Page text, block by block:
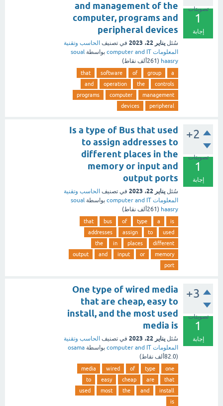
تصويتات
1
إجابة
and management of the
computer, programs and
peripheral devices
سُئل يناير 22، 2023 في تصنيف الحاسب وتقنية
المعلومات computer and IT
بواسطة soual
haasry
( 261ألف نقاط)
a
group
of
software
that
controls
the
operation
and
management
computer
programs
peripheral
devices
+2
تصويتات
1
إجابة
Is a type of Bus that used
to assign addresses to
different places in the
memory or input and
output ports
سُئل يناير 22، 2023 في تصنيف الحاسب وتقنية
المعلومات computer and IT
بواسطة soual
haasry
( 261ألف نقاط)
is
a
type
of
bus
that
used
to
assign
addresses
different
places
in
the
memory
or
input
and
output
port
+3
تصويتات
1
إجابة
One type of wired media
that are cheap, easy to
install, and the most used
media is
سُئل يناير 22، 2023 في تصنيف الحاسب وتقنية
المعلومات computer and IT
بواسطة osama
(82.0ألف نقاط)
one
type
of
wired
media
that
are
cheap
easy
to
install
and
the
most
used
is